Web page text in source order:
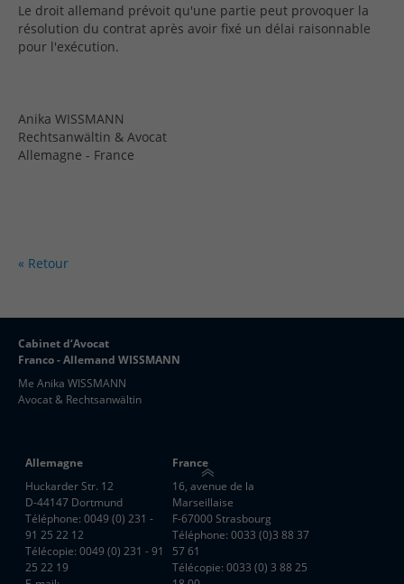
Le droit allemand prévoit qu'une partie peut provoquer la
résolution du contrat après avoir fixé un délai raisonnable
pour l'exécution.
Anika WISSMANN
Rechtsanwältin & Avocat
Allemagne - France
« Retour
Cabinet d‘Avocat
Franco - Allemand WISSMANN
Me Anika WISSMANN
Avocat & Rechtsanwältin
Allemagne
Huckarder Str. 12
D-44147 Dortmund
Téléphone: 0049 (0) 231 -
91 25 22 12
Télécopie: 0049 (0) 231 - 91
25 22 19
France
16, avenue de la
Marseillaise
F-67000 Strasbourg
Téléphone: 0033 (0)3 88 37
57 61
Télécopie: 0033 (0) 3 88 25